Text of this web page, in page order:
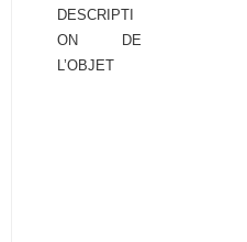
DESCRIPTI
ON DE
L’OBJET